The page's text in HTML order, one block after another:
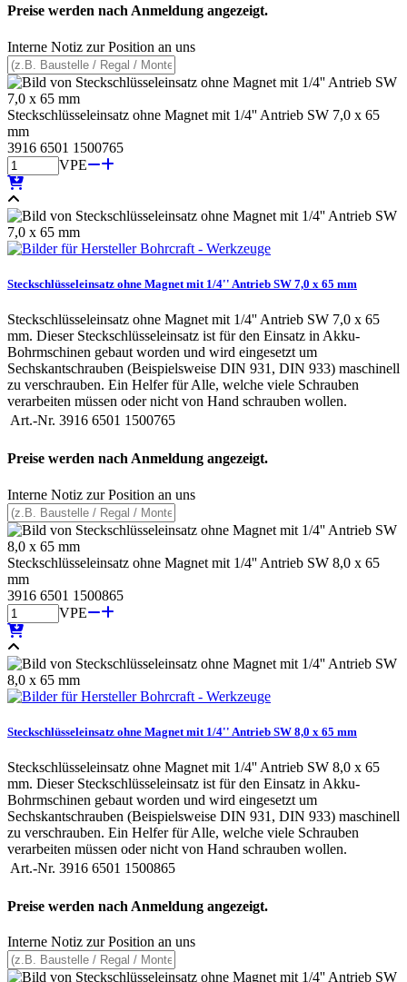
Preise werden nach Anmeldung angezeigt.
Interne Notiz zur Position an uns
Steckschlüsseleinsatz ohne Magnet mit 1/4'' Antrieb SW 7,0 x 65
mm
3916 6501 1500765
VPE
Steckschlüsseleinsatz ohne Magnet mit 1/4'' Antrieb SW 7,0 x 65 mm
Steckschlüsseleinsatz ohne Magnet mit 1/4'' Antrieb SW 7,0 x 65
mm. Dieser Steckschlüsseleinsatz ist für den Einsatz in Akku-
Bohrmschinen gebaut worden und wird eingesetzt um
Sechskantschrauben (Beispielsweise DIN 931, DIN 933) maschinell
zu verschrauben. Ein Helfer für Alle, welche viele Schrauben
verarbeiten müssen oder nicht von Hand schrauben wollen.
Art.-Nr. 3916 6501 1500765
Preise werden nach Anmeldung angezeigt.
Interne Notiz zur Position an uns
Steckschlüsseleinsatz ohne Magnet mit 1/4'' Antrieb SW 8,0 x 65
mm
3916 6501 1500865
VPE
Steckschlüsseleinsatz ohne Magnet mit 1/4'' Antrieb SW 8,0 x 65 mm
Steckschlüsseleinsatz ohne Magnet mit 1/4'' Antrieb SW 8,0 x 65
mm. Dieser Steckschlüsseleinsatz ist für den Einsatz in Akku-
Bohrmschinen gebaut worden und wird eingesetzt um
Sechskantschrauben (Beispielsweise DIN 931, DIN 933) maschinell
zu verschrauben. Ein Helfer für Alle, welche viele Schrauben
verarbeiten müssen oder nicht von Hand schrauben wollen.
Art.-Nr. 3916 6501 1500865
Preise werden nach Anmeldung angezeigt.
Interne Notiz zur Position an uns